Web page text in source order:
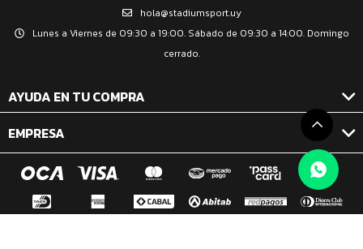
hola@stadiumsport.uy
Lunes a Viernes de 09:30 a 19:00. Sábado de 09:30 a 14:00. Domingo
cerrado.
AYUDA EN TU COMPRA
EMPRESA